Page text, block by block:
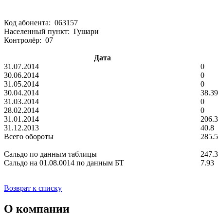
Код абонента: 063157
Населенный пункт: Гушари
Контролёр: 07
Дата
31.07.2014
0
30.06.2014
0
31.05.2014
0
30.04.2014
38.39
31.03.2014
0
28.02.2014
0
31.01.2014
31.12.2013
40.8
Всего обороты
Сальдо по данным таблицы
Сальдо на 01.08.0014 по данным БТ
7.93
Возврат к списку
О компании